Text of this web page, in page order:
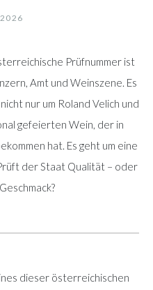
Prüfnummer ist
Amt und Weinszene. Es
nur um Roland Velich und
gefeierten Wein, der in
hat. Es geht um eine
der Staat Qualität – oder
dieser österreichischen